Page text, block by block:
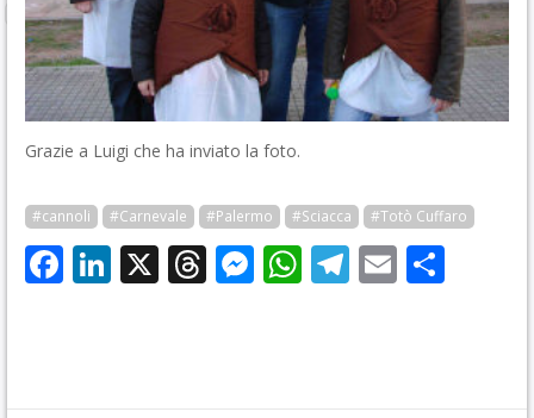
Grazie a Luigi che ha inviato la foto.
#cannoli #Carnevale #Palermo #Sciacca #Totò Cuffaro
Facebook
LinkedIn
X Threads
Messenger
WhatsApp
Telegram
Email